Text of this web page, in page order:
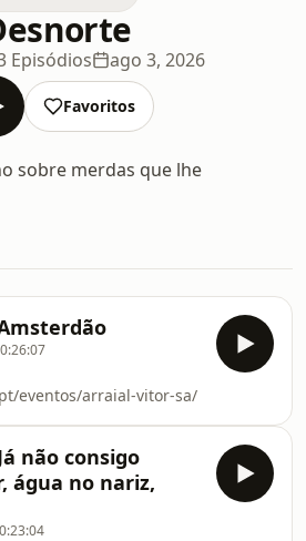
Episódios ago 3, 2026
Favoritos
sobre merdas que lhe
eventos/arraial-vitor-sa/
não consigo
água no nariz,